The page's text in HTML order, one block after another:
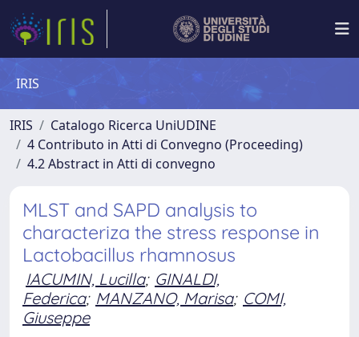
IRIS
IRIS
Catalogo Ricerca UniUDINE
4 Contributo in Atti di Convegno (Proceeding)
4.2 Abstract in Atti di convegno
MLST and SAPD analysis to
characteriza the stress response in
Lactobacillus rhamnosus
IACUMIN, Lucilla; GINALDI,
Federica; MANZANO, Marisa; COMI,
Giuseppe